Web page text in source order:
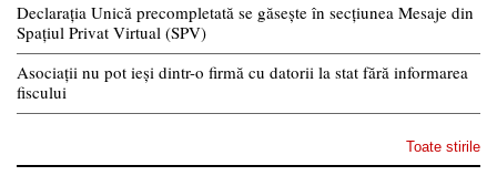
Declarația Unică precompletată se găsește în secțiunea Mesaje din
Spațiul Privat Virtual (SPV)
Asociații nu pot ieși dintr-o firmă cu datorii la stat fără informarea
fiscului
Toate stirile